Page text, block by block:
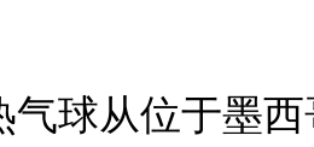
气球从位于墨